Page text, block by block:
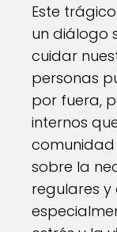
Este
un diálogo
cuidar
personas
por fuera,
internos
sobre la
regulares